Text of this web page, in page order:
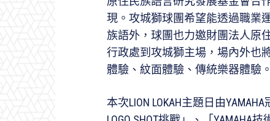
現。攻城獅球團希望能透過職業
族語外，球團也力邀財團法人原
行政處到攻城獅主場，場內外也
體驗、紋面體驗、傳統樂器體驗。
本次LION LOKAH主題日由